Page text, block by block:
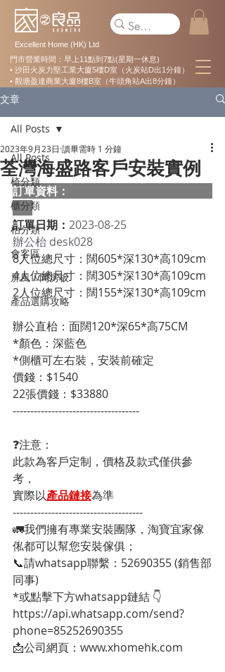
Excellent Home (HK) Ltd
門市營業時間：早上11點到7點(星期一休息)
• 沙田火炭力堅工業大廈5樓D室（火炭站D出1分鐘）
• 觀塘盈達商業大廈8樓B室（牛頭角站A出8分鐘）
文章
All Posts
椅分類
櫃分類
枱分類
會客區
屏風 / 間房板
產品選購攻略
All Posts
荃灣海盛路客戶安裝實例
2023年9月23日 讀畢需時 1 分鐘
訂單資料：
訂單日期： 2023-08-25
辦公枱 desk028
8人位總尺寸：闊605*深130*高109cm
4人位總尺寸：闊305*深130*高109cm
2人位總尺寸：闊155*深130*高109cm
辦公直枱：面闊120*深65*高75CM
*顏色：深藍色
*側櫃可左右裝，安裝前確定
價錢：$1540
22張價錢：$33880
------------------------------------
❓注意：
此款為客戶定制，價格及款式僅供參
考，
實際以產品鏈接為準
-------------------------------------
🚛我們擁有專業安裝團隊，淘寶宜家傢
俬都可以幫您安裝傢俱；
📞請whatsapp聯繫：52690355 (銷售部
同事)
*或點擊下方whatsapp鏈結 👇
https://api.whatsapp.com/send?
phone=85252690355
📩公司網頁：www.xhomehk.com